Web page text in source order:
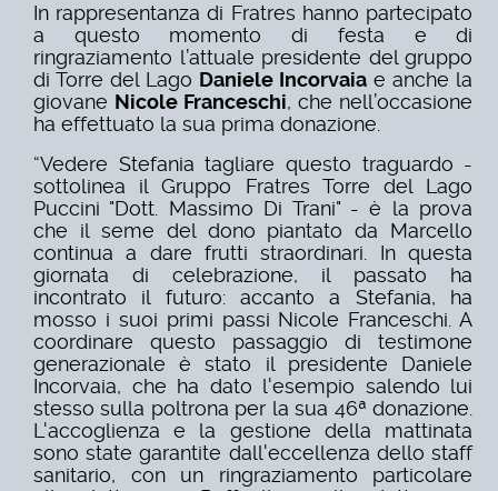
In rappresentanza di Fratres hanno partecipato
a questo momento di festa e di
ringraziamento l’attuale presidente del gruppo
di Torre del Lago Daniele Incorvaia e anche la
giovane Nicole Franceschi, che nell’occasione
ha effettuato la sua prima donazione.
“Vedere Stefania tagliare questo traguardo -
sottolinea il Gruppo Fratres Torre del Lago
Puccini "Dott. Massimo Di Trani" - è la prova
che il seme del dono piantato da Marcello
continua a dare frutti straordinari. In questa
giornata di celebrazione, il passato ha
incontrato il futuro: accanto a Stefania, ha
mosso i suoi primi passi Nicole Franceschi. A
coordinare questo passaggio di testimone
generazionale è stato il presidente Daniele
Incorvaia, che ha dato l'esempio salendo lui
stesso sulla poltrona per la sua 46ª donazione.
L'accoglienza e la gestione della mattinata
sono state garantite dall'eccellenza dello staff
sanitario, con un ringraziamento particolare